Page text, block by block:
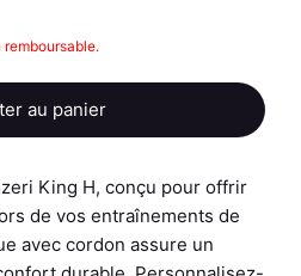
H
-
Personnalisé
au panier
King H, conçu pour offrir
de vos entraînements de
avec cordon assure un